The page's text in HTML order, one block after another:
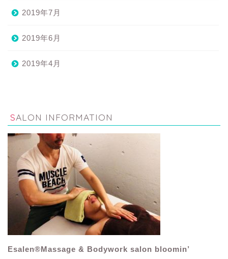
2019年7月
2019年6月
2019年4月
SALON INFORMATION
Esalen®Massage & Bodywork salon bloomin’